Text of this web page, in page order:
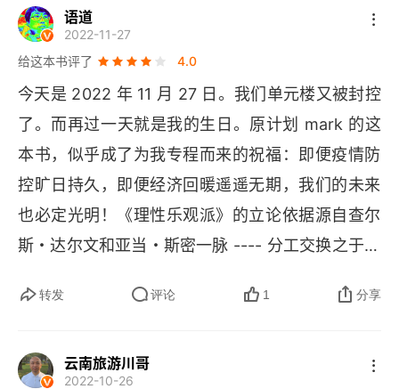
“药丸” 一边发明解药。石油快没了？页岩气出来
了！粮食不够吃？转基因来了！
就喜欢你们慌慌张张又努力活下去的样子）
新是 “混搭出来的惊喜” 就像奶茶加芝士能火，手机
配摄像头能自拍 —— 创新不需要天降伟人，全靠
凡人互相抄作业（啊不，是交流灵感！）。💡🤝
4️⃣ 躺平最危险，交易最善良封锁贸易？抵制科
技？作者怒怼：这相当于把自己锁进冰箱还说世界
太冷！ ❄🚫 开放社会里，谁不是靠陌生人的善意
活成爽文主角？最后一句防杠补丁：乐观≠傻白
竟连冰箱
语道
2022-11-27
给这本书评了
4.0
今天是 2022 年 11 月 27 日。我们单元楼又被封控
了。而再过一天就是我的生日。原计划 mark 的这
本书，似乎成了为我专程而来的祝福：即便疫情防
控旷日持久，即便经济回暖遥遥无期，我们的未来
也必定光明！《理性乐观派》的立论依据源自查尔
斯・达尔文和亚当・斯密一脉 ---- 分工交换之于财
化。这世界不必 “上帝” 或 “伟人”，就能存在与繁
自 “自上而下的智慧”，而是人类倾向（互通有无，
转发 评论 1 分享
云南旅游川哥
2022-10-26